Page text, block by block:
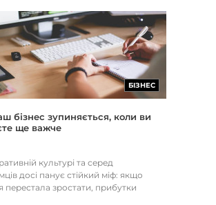
БІЗНЕС
бізнес зупиняється, коли ви
ще важче
культурі та серед
досі панує стійкий міф: якщо
перестала зростати, прибутки